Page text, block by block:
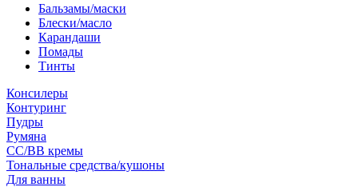
Бальзамы/маски
Блески/масло
Карандаши
Помады
Тинты
Консилеры
Контуринг
Пудры
Румяна
СС/ВВ кремы
Тональные средства/кушоны
Для ванны